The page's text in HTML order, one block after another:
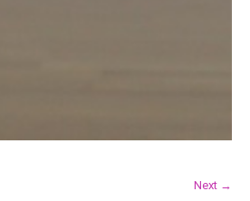
Next →